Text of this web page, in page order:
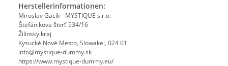
Herstellerinformationen:
Miroslav Gacík - MYSTIQUE s.r.o.
Štefánikova štvrť 534/16
Žilinský kraj
Kysucké Nové Mesto, Slowakei, 024 01
info@mystique-dummy.sk
https://www.mystique-dummy.eu/